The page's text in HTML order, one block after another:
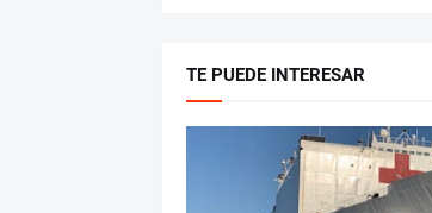
TE PUEDE INTERESAR